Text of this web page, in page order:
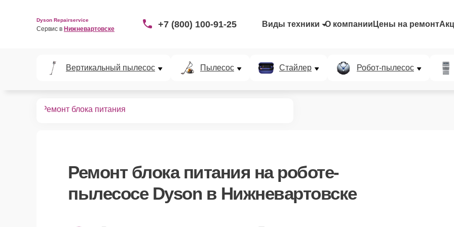
Dyson Repairservice
Сервис в Нижневартовске +7 (800) 100-91-25 Виды техники О компании Цены на ремонт
Вертикальный пылесос Пылесос Стайлер Робот-пылесос
Ремонт блока питания
Ремонт блока питания на роботе-
пылесосе Dyson в Нижневартовске